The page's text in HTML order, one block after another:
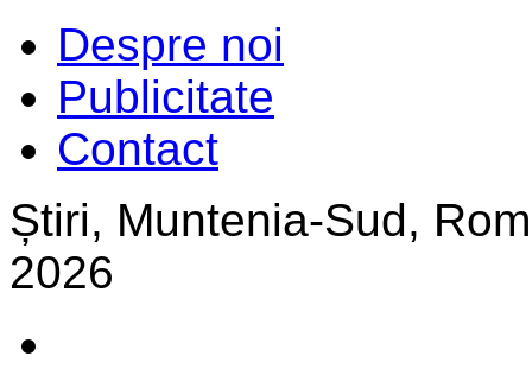
Despre noi
Publicitate
Contact
Știri, Muntenia-Sud,
2026